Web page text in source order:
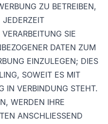
ZU BETREIBEN,
JEDERZEIT
SIE
DATEN ZUM
EINZULEGEN; DIES
SOWEIT ES MIT
IN VERBINDUNG STEHT.
WERDEN IHRE
ANSCHLIESSEND